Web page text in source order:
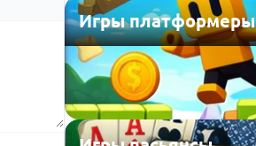
Игры платформеры